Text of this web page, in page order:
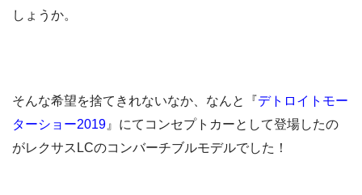
しょうか。
そんな希望を捨てきれないなか、なんと『デトロイトモー
ターショー2019 』にてコンセプトカーとして登場したの
がレクサスLCのコンバーチブルモデルでした！